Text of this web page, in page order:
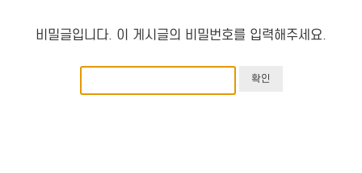
비밀글입니다. 이 게시글의 비밀번호를 입력해주세요.